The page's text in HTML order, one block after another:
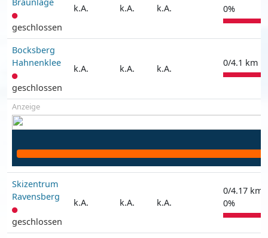
Braunlage
geschlossen
k.A. k.A. k.A.
0%
Bocksberg
Hahnenklee
geschlossen
k.A. k.A. k.A.
0/4.1 km |
Anzeige
Skizentrum
Ravensberg
geschlossen
k.A. k.A. k.A.
0/4.17 km
0%